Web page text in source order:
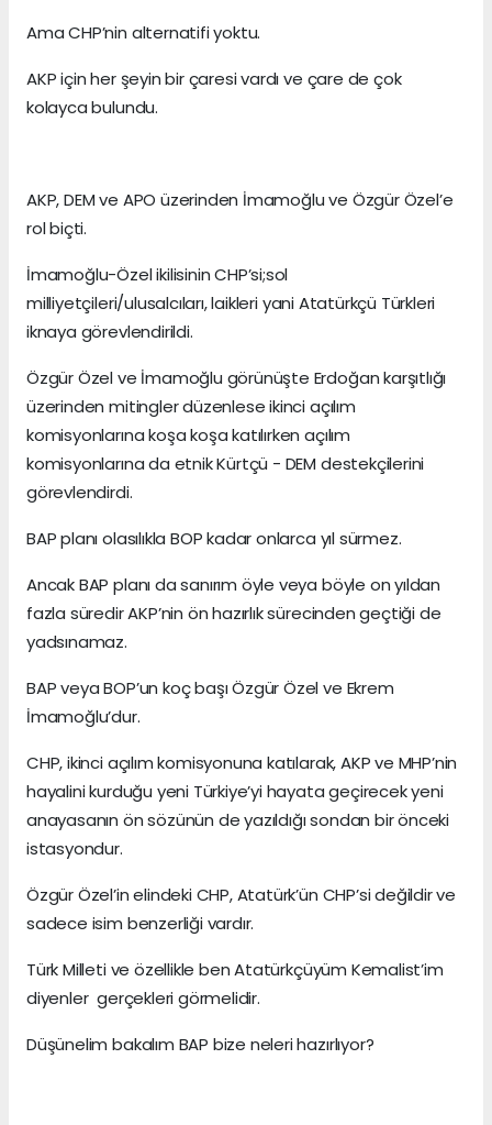
Ama CHP’nin alternatifi yoktu.
AKP için her şeyin bir çaresi vardı ve çare de çok
kolayca bulundu.
AKP, DEM ve APO üzerinden İmamoğlu ve Özgür Özel’e
rol biçti.
İmamoğlu-Özel ikilisinin CHP’si;sol
milliyetçileri/ulusalcıları, laikleri yani Atatürkçü Türkleri
iknaya görevlendirildi.
Özgür Özel ve İmamoğlu görünüşte Erdoğan karşıtlığı
üzerinden mitingler düzenlese ikinci açılım
komisyonlarına koşa koşa katılırken açılım
komisyonlarına da etnik Kürtçü - DEM destekçilerini
görevlendirdi.
BAP planı olasılıkla BOP kadar onlarca yıl sürmez.
Ancak BAP planı da sanırım öyle veya böyle on yıldan
fazla süredir AKP’nin ön hazırlık sürecinden geçtiği de
yadsınamaz.
BAP veya BOP’un koç başı Özgür Özel ve Ekrem
İmamoğlu’dur.
CHP, ikinci açılım komisyonuna katılarak, AKP ve MHP’nin
hayalini kurduğu yeni Türkiye’yi hayata geçirecek yeni
anayasanın ön sözünün de yazıldığı sondan bir önceki
istasyondur.
Özgür Özel’in elindeki CHP, Atatürk’ün CHP’si değildir ve
sadece isim benzerliği vardır.
Türk Milleti ve özellikle ben Atatürkçüyüm Kemalist’im
diyenler gerçekleri görmelidir.
Düşünelim bakalım BAP bize neleri hazırlıyor?